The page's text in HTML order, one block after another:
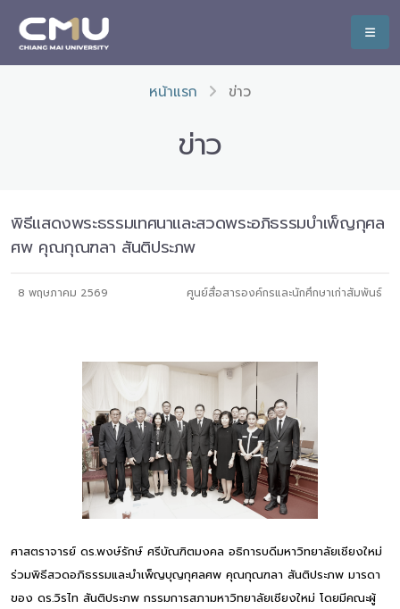
หน้าแรก ข่าว
ข่าว
พิธีแสดงพระธรรมเทศนาและสวดพระอภิธรรมบำเพ็ญกุศล
ศพ คุณกุณฑลา สันติประภพ
8 พฤษภาคม 2569 ศูนย์สื่อสารองค์กรและนักศึกษาเก่าสัมพันธ์
ศาสตราจารย์ ดร.พงษ์รักษ์ ศรีบัณฑิตมงคล อธิการบดีมหาวิทยาลัยเชียงใหม่
ร่วมพิธีสวดอภิธรรมและบำเพ็ญบุญกุศลศพ คุณกุณฑลา สันติประภพ มารดา
ของ ดร.วิรไท สันติประภพ กรรมการสภามหาวิทยาลัยเชียงใหม่ โดยมีคณะผู้